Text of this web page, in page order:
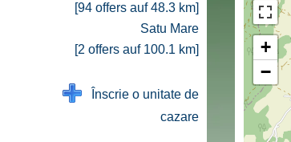
+
−
[94 offers auf 48.3 km]
Satu Mare
[2 offers auf 100.1 km]
Înscrie o unitate de
cazare